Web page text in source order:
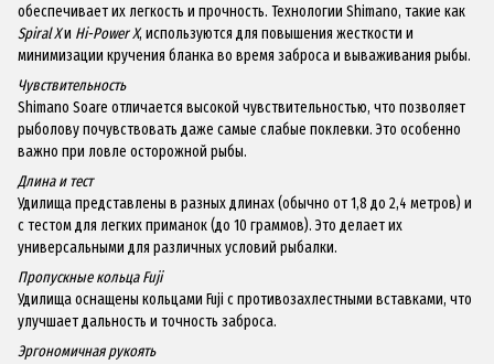
обеспечивает их легкость и прочность. Технологии Shimano, такие как
Spiral Xи Hi-Power X, используются для повышения жесткости и
минимизации кручения бланка во время заброса и вываживания рыбы.
Чувствительность
Shimano Soare отличается высокой чувствительностью, что позволяет
рыболову почувствовать даже самые слабые поклевки. Это особенно
важно при ловле осторожной рыбы.
Длина и тест
Удилища представлены в разных длинах (обычно от 1,8 до 2,4 метров) и
с тестом для легких приманок (до 10 граммов). Это делает их
универсальными для различных условий рыбалки.
Пропускные кольца Fuji
Удилища оснащены кольцами Fuji с противозахлестными вставками, что
улучшает дальность и точность заброса.
Эргономичная рукоять